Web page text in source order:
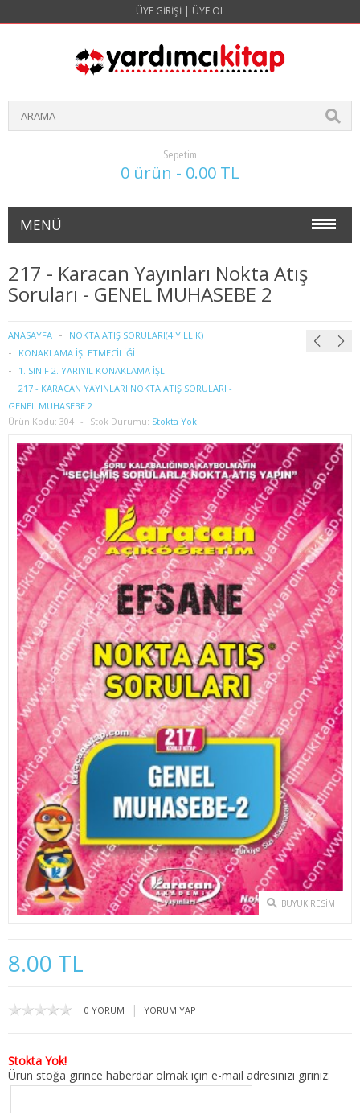
ÜYE GIRIŞI | ÜYE OL
Sepetim
0 ürün - 0.00 TL
MENÜ
İŞLETME
1. SINIF 1. YARIYIL İŞLETME
1. SINIF 2. YARIYIL İŞLETME
2. SINIF 3. YARIYIL İŞLETME
2. SINIF 4. YARIYIL İŞLETME
3. SINIF 5. YARIYIL İŞLETME
3. SINIF 6. YARIYIL İŞLETME
4. SINIF 7. YARIYIL İŞLETME
4. SINIF 8. YARIYIL İŞLETME
İKTİSAT
1. SINIF 1. YARIYIL İKTİSAT
1. SINIF 2. YARIYIL İKTİSAT
2. SINIF 3. YARIYIL İKTİSAT
2. SINIF 4. YARIYIL İKTİSAT
3. SINIF 5. YARIYIL İKTİSAT
3. SINIF 6. YARIYIL İKTİSAT
4. SINIF 7. YARIYIL İKTİSAT
4. SINIF 8. YARIYIL İKTİSAT
1. SINIF 2. YARIYIL KAMU
2. SINIF 3. YARIYIL KAMU
217 - Karacan Yayınları Nokta Atış
Soruları - GENEL MUHASEBE 2
ANASAYFA
NOKTA ATIŞ SORULARI(4 YILLIK)
KONAKLAMA İŞLETMECİLİĞİ
1. SINIF 2. YARIYIL KONAKLAMA İŞL
217 - KARACAN YAYINLARI NOKTA ATIŞ SORULARI -
GENEL MUHASEBE 2
Ürün Kodu: 304 Stok Durumu: Stokta Yok
BUYUK RESIM
8.00 TL
0 YORUM | YORUM YAP
Stokta Yok!
Ürün stoğa girince haberdar olmak için e-mail adresinizi giriniz: